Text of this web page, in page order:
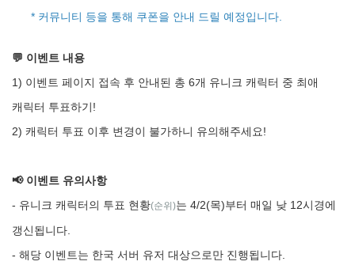
* 커뮤니티 등을 통해 쿠폰을 안내 드릴 예정입니다.
💬 이벤트 내용
1) 이벤트 페이지 접속 후 안내된 총 6개 유니크 캐릭터 중 최애
캐릭터 투표하기!
2) 캐릭터 투표 이후 변경이 불가하니 유의해주세요!
📢이벤트 유의사항
- 유니크 캐릭터의 투표 현황(순위)는 4/2(목)부터 매일 낮 12시경에
갱신됩니다.
- 해당 이벤트는 한국 서버 유저 대상으로만 진행됩니다.